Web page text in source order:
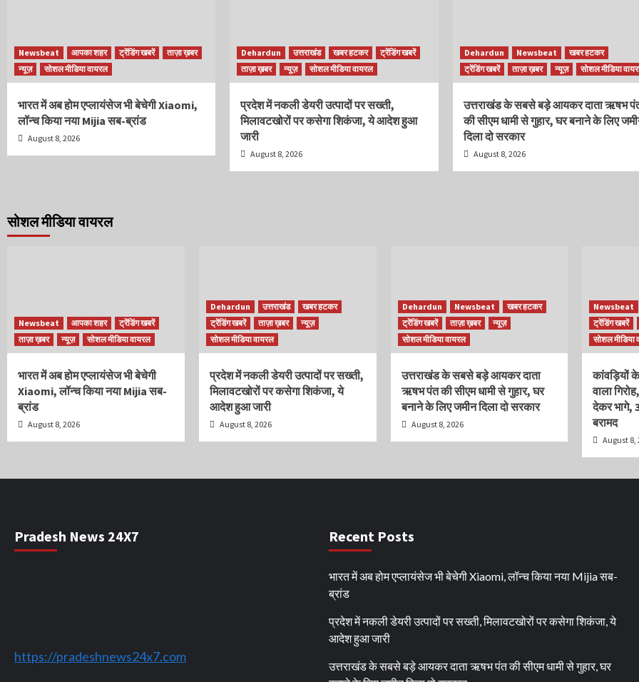
Newsbeat आपका शहर ट्रेंडिंग खबरें
ताज़ा ख़बर
न्यूज़
सोशल मीडिया वायरल
भारत में अब होम एप्लायंसेज भी बेचेगी Xiaomi,
लॉन्च किया नया Mijia सब-ब्रांड
August 8, 2026
Dehardun उत्तराखंड खबर हटकर
ट्रेंडिंग खबरें
ताज़ा ख़बर
न्यूज़ सोशल मीडिया वायरल
प्रदेश में नकली डेयरी उत्पादों पर सख्ती,
मिलावटखोरों पर कसेगा शिकंजा, ये आदेश हुआ
जारी
August 8, 2026
Dehardun Newsbeat
खबर हटकर
ट्रेंडिंग खबरें
ताज़ा ख़बर न्यूज़ सोशल मीडिया
उत्तराखंड के सबसे बड़े आयकर दाता ऋषभ
की सीएम धामी से गुहार, घर बनाने के लिए
दिला दो सरकार
August 8, 2026
सोशल मीडिया वायरल
Newsbeat आपका शहर
ट्रेंडिंग खबरें
ताज़ा ख़बर
न्यूज़ सोशल मीडिया वायरल
भारत में अब होम एप्लायंसेज भी बेचेगी
Xiaomi, लॉन्च किया नया Mijia सब-
ब्रांड
August 8, 2026
Dehardun उत्तराखंड
खबर हटकर
ट्रेंडिंग खबरें
ताज़ा ख़बर
न्यूज़
सोशल मीडिया वायरल
प्रदेश में नकली डेयरी उत्पादों पर सख्ती,
मिलावटखोरों पर कसेगा शिकंजा, ये
आदेश हुआ जारी
August 8, 2026
Dehardun Newsbeat
खबर हटकर
ट्रेंडिंग खबरें
ताज़ा ख़बर
न्यूज़
सोशल मीडिया वायरल
उत्तराखंड के सबसे बड़े आयकर दाता
ऋषभ पंत की सीएम धामी से गुहार, घर
बनाने के लिए जमीन दिला दो सरकार
August 8, 2026
Newsbeat
ट्रेंडिंग खबरें
सोशल मीडिया
कांवड़ियों
वाला
देकर भागे,
बरामद
August 8,
Pradesh News 24X7
https://pradeshnews24x7.com
Recent Posts
भारत में अब होम एप्लायंसेज भी बेचेगी Xiaomi, लॉन्च किया नया Mijia सब-
ब्रांड
प्रदेश में नकली डेयरी उत्पादों पर सख्ती, मिलावटखोरों पर कसेगा शिकंजा, ये
आदेश हुआ जारी
उत्तराखंड के सबसे बड़े आयकर दाता ऋषभ पंत की सीएम धामी से गुहार, घर